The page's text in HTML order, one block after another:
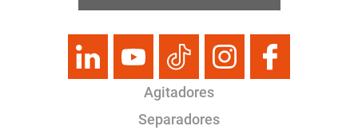
Agitadores
Separadores